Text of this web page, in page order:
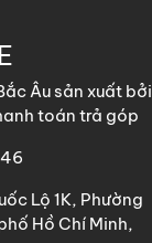
Âu sản xuất bởi
toán trả góp
Lộ 1K, Phường
Hồ Chí Minh,